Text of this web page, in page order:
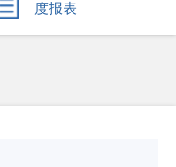
度报表